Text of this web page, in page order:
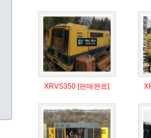
XRVS350 [판매완료]